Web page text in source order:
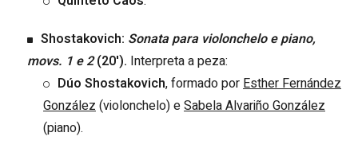
Shostakovich: Sonata para violonchelo e piano,
movs. 1 e 2(20'). Interpreta a peza:
Dúo Shostakovich, formado porEsther Fernández
González(violonchelo) eSabela Alvariño González
(piano).